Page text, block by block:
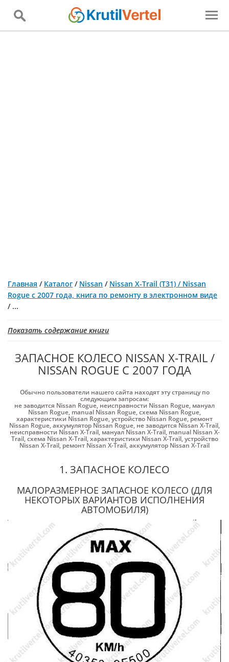
Главная / Каталог / Nissan / Nissan X-Trail (T31) / Nissan
Rogue с 2007 года, книга по ремонту в электронном виде
/ ...
Показать содержание книги
ЗАПАСНОЕ КОЛЕСО NISSAN X-TRAIL /
NISSAN ROGUE С 2007 ГОДА
Обычно пользователи нашего сайта находят эту страницу по
следующим запросам:
не заводится Nissan Rogue, неисправности Nissan Rogue, мануал
Nissan Rogue, manual Nissan Rogue,схема Nissan Rogue,
характеристики Nissan Rogue,устройство Nissan Rogue,ремонт
Nissan Rogue,аккумулятор Nissan Rogue, не заводится Nissan X-Trail,
неисправности Nissan X-Trail, мануал Nissan X-Trail, manual Nissan X-
Trail,схема Nissan X-Trail,характеристики Nissan X-Trail,устройство
Nissan X-Trail, ремонт Nissan X-Trail,аккумулятор Nissan X-Trail
1. ЗАПАСНОЕ КОЛЕСО
МАЛОРАЗМЕРНОЕ ЗАПАСНОЕ КОЛЕСО (ДЛЯ
НЕКОТОРЫХ ВАРИАНТОВ ИСПОЛНЕНИЯ
АВТОМОБИЛЯ)